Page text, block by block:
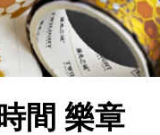
間 樂章